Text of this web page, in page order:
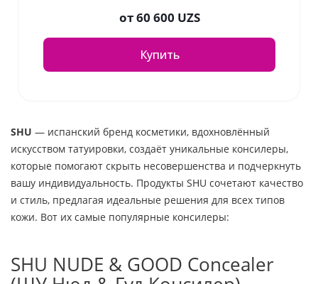
от60 600 UZS
Купить
SHU — испанский бренд косметики, вдохновлённый
искусством татуировки, создаёт уникальные консилеры,
которые помогают скрыть несовершенства и подчеркнуть
вашу индивидуальность. Продукты SHU сочетают качество
и стиль, предлагая идеальные решения для всех типов
кожи. Вот их самые популярные консилеры:
SHU NUDE & GOOD Concealer